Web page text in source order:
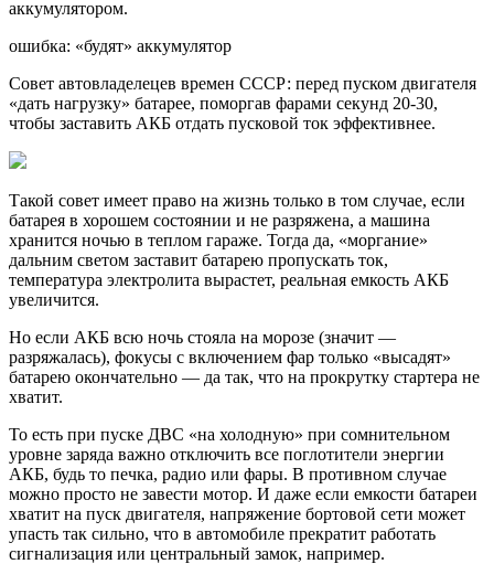
аккумулятором.
ошибка: «будят» аккумулятор
Совет автовладелецев времен СССР: перед пуском двигателя
«дать нагрузку» батарее, поморгав фарами секунд 20-30,
чтобы заставить АКБ отдать пусковой ток эффективнее.
Такой совет имеет право на жизнь только в том случае, если
батарея в хорошем состоянии и не разряжена, а машина
хранится ночью в теплом гараже. Тогда да, «моргание»
дальним светом заставит батарею пропускать ток,
температура электролита вырастет, реальная емкость АКБ
увеличится.
Но если АКБ всю ночь стояла на морозе (значит —
разряжалась), фокусы с включением фар только «высадят»
батарею окончательно — да так, что на прокрутку стартера не
хватит.
То есть при пуске ДВС «на холодную» при сомнительном
уровне заряда важно отключить все поглотители энергии
АКБ, будь то печка, радио или фары. В противном случае
можно просто не завести мотор. И даже если емкости батареи
хватит на пуск двигателя, напряжение бортовой сети может
упасть так сильно, что в автомобиле прекратит работать
сигнализация или центральный замок, например.